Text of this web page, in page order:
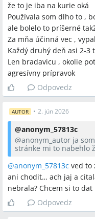
že to je iba na kurie oká
Používala som dlho to ,
ale bolelo to príšerné
Za mňa účinná vec ,
Každý druhý deň asi 2-3
Len bradavicu , okolie
agresívny prípravok
Odpovedz
AUTOR • 2. jún 2026
@anonym_57813c
@anonym_autor ja
stránke mi to nabehlo
Používala som dlho to
lastovicnik ale bolelo
bolesti nerob to
Za mňa účinná vec ,
Každý druhý deň asi 2-
Len bradavicu , okolie
agresívny prípravok
@anonym_57813c ved to
ani chodit… ach jaj a
nebrala? Chcem si to
Odpovedz